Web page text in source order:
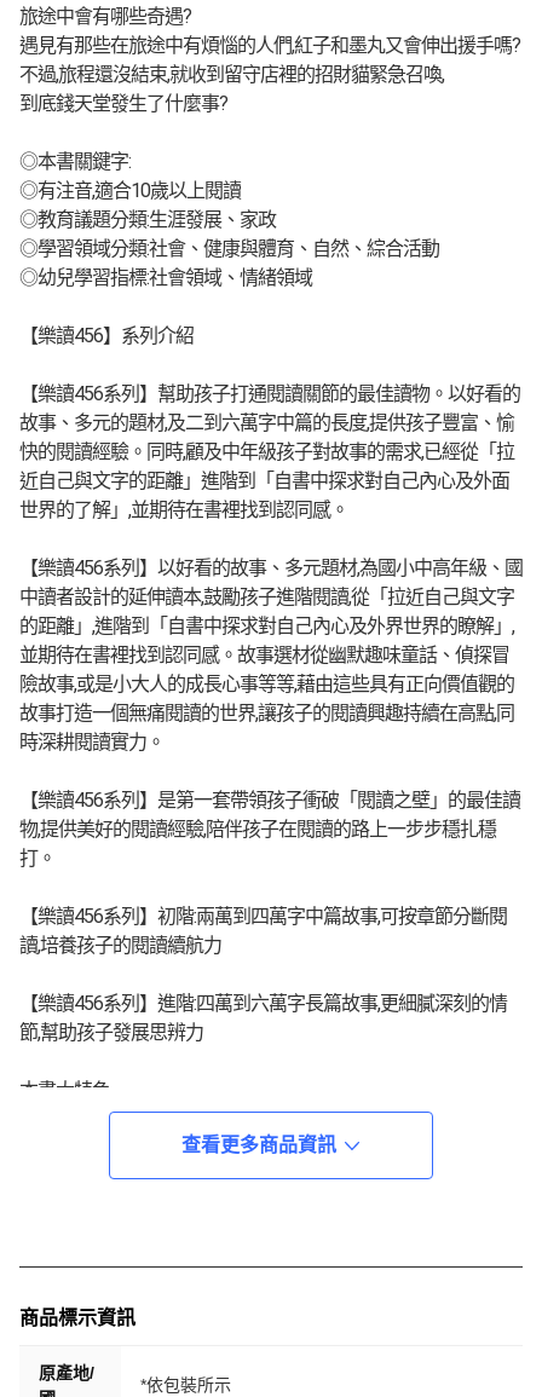
旅途中會有哪些奇遇?
遇見有那些在旅途中有煩惱的人們,紅子和墨丸又會伸出援手嗎?
不過,旅程還沒結束,就收到留守店裡的招財貓緊急召喚,
到底錢天堂發生了什麼事?
◎本書關鍵字:
◎有注音,適合10歲以上閱讀
◎教育議題分類:生涯發展、家政
◎學習領域分類:社會、健康與體育、自然、綜合活動
◎幼兒學習指標:社會領域、情緒領域
【樂讀456】系列介紹
【樂讀456系列】幫助孩子打通閱讀關節的最佳讀物。以好看的
故事、多元的題材,及二到六萬字中篇的長度,提供孩子豐富、愉
快的閱讀經驗。同時,顧及中年級孩子對故事的需求,已經從「拉
近自己與文字的距離」進階到「自書中探求對自己內心及外面
世界的了解」,並期待在書裡找到認同感。
【樂讀456系列】以好看的故事、多元題材,為國小中高年級、國
中讀者設計的延伸讀本,鼓勵孩子進階閱讀,從「拉近自己與文字
的距離」,進階到「自書中探求對自己內心及外界世界的瞭解」,
並期待在書裡找到認同感。故事選材從幽默趣味童話、偵探冒
險故事,或是小大人的成長心事等等,藉由這些具有正向價值觀的
故事打造一個無痛閱讀的世界,讓孩子的閱讀興趣持續在高點,同
時深耕閱讀實力。
【樂讀456系列】是第一套帶領孩子衝破「閱讀之壁」的最佳讀
物,提供美好的閱讀經驗,陪伴孩子在閱讀的路上一步步穩扎穩
打。
【樂讀456系列】初階:兩萬到四萬字中篇故事,可按章節分斷閱
讀,培養孩子的閱讀續航力
【樂讀456系列】進階:四萬到六萬字長篇故事,更細膩深刻的情
節,幫助孩子發展思辨力
本書大特色
特色1.同理每個人的煩惱與壓力:六個短篇故事呈現各年齡主角
的煩惱,讓孩子同理每個人的情緒壓力。
特色3.解決問題的能力:故事貼近生活,容易產生共感,透過故事思
特色4.想像與創造力:跟著主角認識神奇作用的糖果或點心,奇幻
查看更多商品資訊
商品標示資訊
原產地/
*依包裝所示